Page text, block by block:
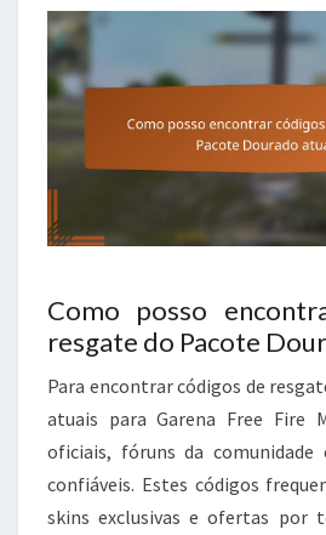
Como posso
resgate do Pacote
Para encontrar códigos de
atuais para Garena Free Fire
oficiais, fóruns da
confiáveis. Estes códigos
skins exclusivas e ofertas por